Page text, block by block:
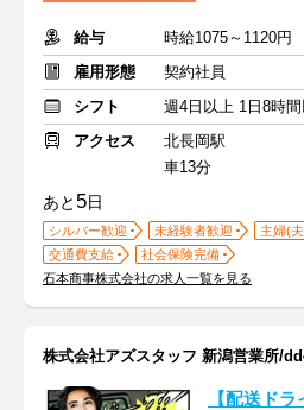
給与
時給1075～1120
雇用形態
契約社員
シフト
週4日以上 1日8時
アクセス
北長岡駅
車13分
あと 5日
シルバー歓迎 未経験者歓迎
主婦(
交通費支給
社会保険完備
石本商事株式会社の求人一覧を見る
株式会社アズスタッフ 新潟営業所/
【配送ド